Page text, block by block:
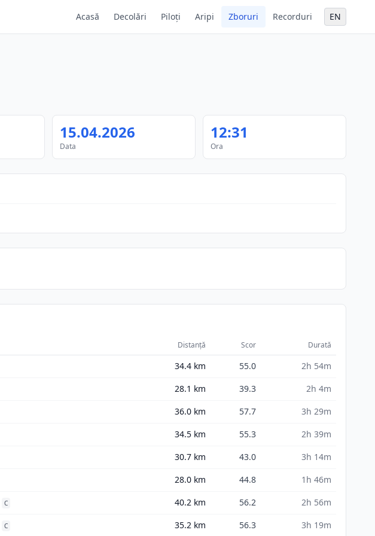
Acasă Decolări Piloți Aripi Zboruri Recorduri EN
15.04.2026
Data
12:31
Ora
Distanță Scor Durată
34.4 km 55.0
2h 54m
28.1 km 39.3
2h 4m
36.0 km 57.7
3h 29m
34.5 km 55.3
2h 39m
30.7 km 43.0
3h 14m
28.0 km 44.8
1h 46m
C 40.2 km 56.2
2h 56m
C 35.2 km 56.3 3h 19m